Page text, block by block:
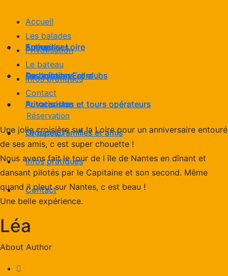
Accueil
Les balades
Apéro sur Loire
De Loire en Erdre
Privatisation
Entreprises
Associations et clubs
Autocaristes et tours opérateurs
Groupes, familles et amis
Le bateau
Infos pratiques
Contact
Accueil
Les balades
Apéro sur Loire
De Loire en Erdre
Privatisation
Entreprises
Associations et clubs
Autocaristes et tours opérateurs
Groupes, familles et amis
Le bateau
Infos pratiques
Contact
Réservation
Une jolie croisière sur la Loire pour un anniversaire entouré
de ses amis, c est super chouette !
Nous avons fait le tour de l île de Nantes en dînant et
dansant pilotés par le Capitaine et son second. Même
quand il pleut sur Nantes, c est beau !
Une belle expérience.
Léa
About Author
Apéro sur Loire
De Loire en Erdre
Entreprises
Associations et clubs
Autocaristes et tours opérateurs
Groupes, familles et amis
Accueil
Les balades
Apéro sur Loire
De Loire en Erdre
Privatisation
Entreprises
Associations et clubs
Autocaristes et tours opérateurs
Groupes, familles et amis
Le bateau
Infos pratiques
Contact